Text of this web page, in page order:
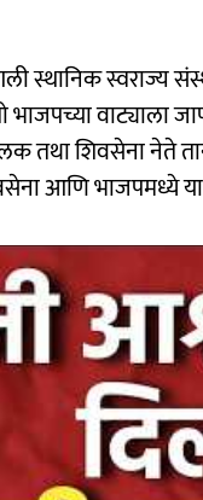
स्थानिक स्वराज्य
भाजपच्या वाट्याला
शिवसेना नेते
आणि भाजपमध्ये